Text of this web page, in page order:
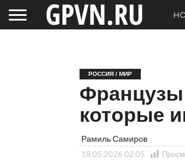
РОССИЯ / МИР
Французы
которые
Рамиль Самиров
18.05.2026 02:05